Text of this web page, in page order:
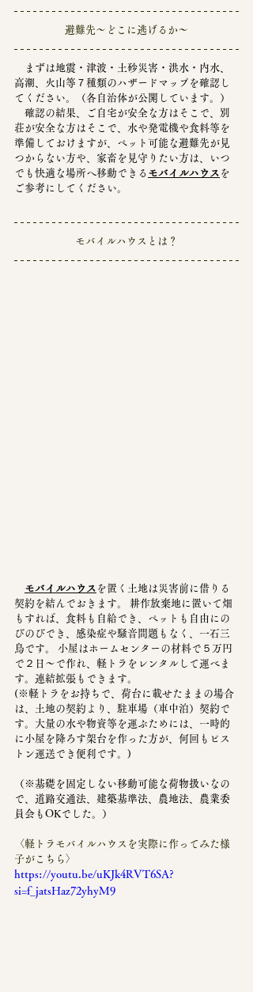
避難先～どこに逃げるか～
まずは地震・津波・土砂災害・洪水・内水、
高潮、火山等７種類のハザードマップを確認し
てください。（各自治体が公開しています。）
確認の結果、ご自宅が安全な方はそこで、別
荘が安全な方はそこで、水や発電機や食料等を
準備しておけますが、ペット可能な避難先が見
つからない方や、家畜を見守りたい方は、いつ
でも快適な場所へ移動できる モバイルハウス を
ご参考にしてください。
モバイルハウスとは？
モバイルハウス を置く土地は災害前に借りる
契約を結んでおきます。 耕作放棄地に置いて畑
もすれば、食料も自給でき、ペットも自由にの
びのびでき、感染症や騒音問題もなく、一石三
鳥です。 小屋はホームセンターの材料で５万円
で２日～で作れ、軽トラをレンタルして運べま
す。連結拡張もできます。
(※軽トラをお持ちで、荷台に載せたままの場合
は、土地の契約より、駐車場（車中泊）契約で
す。大量の水や物資等を運ぶためには、一時的
に小屋を降ろす架台を作った方が、何回もピス
トン運送でき便利です。)
（※基礎を固定しない移動可能な荷物扱いなの
で、道路交通法、建築基準法、農地法、農業委
員会もOKでした。）
〈軽トラモバイルハウスを実際に作ってみた様
子がこちら〉
https://youtu.be/uKJk4RVT6SA?
si=f_jatsHaz72yhyM9